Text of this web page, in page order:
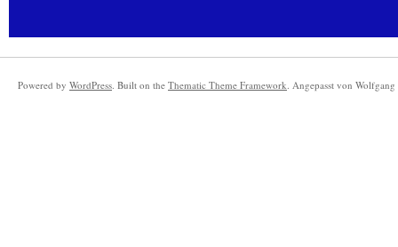
Powered by WordPress. Built on the Thematic Theme Framework. Angepasst von